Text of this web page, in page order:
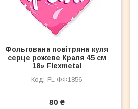
Фольгована повітряна куля
серце рожеве Краля 45 см
18» Flexmetal
FL ФФ1856
80 ₴